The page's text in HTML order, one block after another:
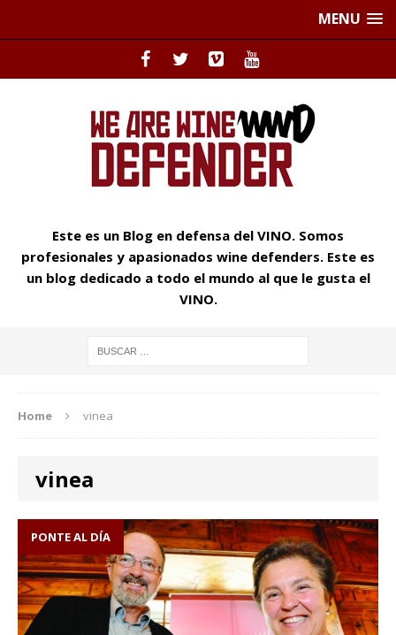
MENU
Este es un Blog en defensa del VINO. Somos
profesionales y apasionados wine defenders. Este es
un blog dedicado a todo el mundo al que le gusta el
VINO.
Home vinea
vinea
PONTE AL DÍA